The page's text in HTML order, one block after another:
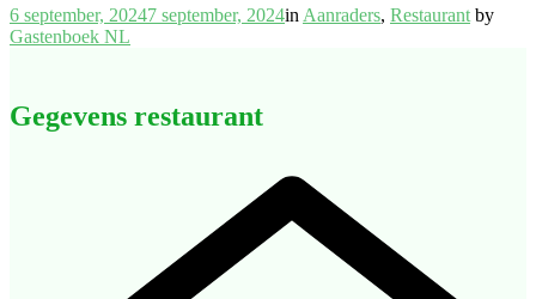
6 september, 20247 september, 2024in Aanraders, Restaurant by
Gastenboek NL
Gegevens restaurant